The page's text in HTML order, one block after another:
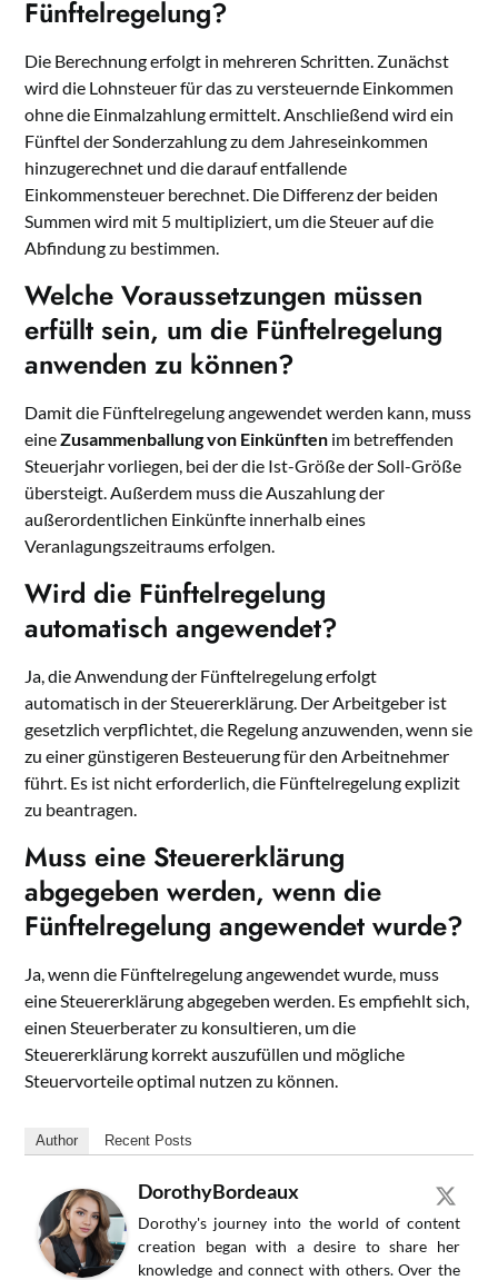
Fünftelregelung?
Die Berechnung erfolgt in mehreren Schritten. Zunächst
wird die Lohnsteuer für das zu versteuernde Einkommen
ohne die Einmalzahlung ermittelt. Anschließend wird ein
Fünftel der Sonderzahlung zu dem Jahreseinkommen
hinzugerechnet und die darauf entfallende
Einkommensteuer berechnet. Die Differenz der beiden
Summen wird mit 5 multipliziert, um die Steuer auf die
Abfindung zu bestimmen.
Welche Voraussetzungen müssen
erfüllt sein, um die Fünftelregelung
anwenden zu können?
Damit die Fünftelregelung angewendet werden kann, muss
eineZusammenballung von Einkünften im betreffenden
Steuerjahr vorliegen, bei der die Ist-Größe der Soll-Größe
übersteigt. Außerdem muss die Auszahlung der
außerordentlichen Einkünfte innerhalb eines
Veranlagungszeitraums erfolgen.
Wird die Fünftelregelung
automatisch angewendet?
Ja, die Anwendung der Fünftelregelung erfolgt
automatisch in der Steuererklärung. Der Arbeitgeber ist
gesetzlich verpflichtet, die Regelung anzuwenden, wenn sie
zu einer günstigeren Besteuerung für den Arbeitnehmer
führt. Es ist nicht erforderlich, die Fünftelregelung explizit
zu beantragen.
Muss eine Steuererklärung
abgegeben werden, wenn die
Fünftelregelung angewendet wurde?
Ja, wenn die Fünftelregelung angewendet wurde, muss
eine Steuererklärung abgegeben werden. Es empfiehlt sich,
einen Steuerberater zu konsultieren, um die
Steuererklärung korrekt auszufüllen und mögliche
Steuervorteile optimal nutzen zu können.
Author Recent Posts
DorothyBordeaux
Dorothy's journey into the world of content
creation began with a desire to share her
knowledge and connect with others. Over the